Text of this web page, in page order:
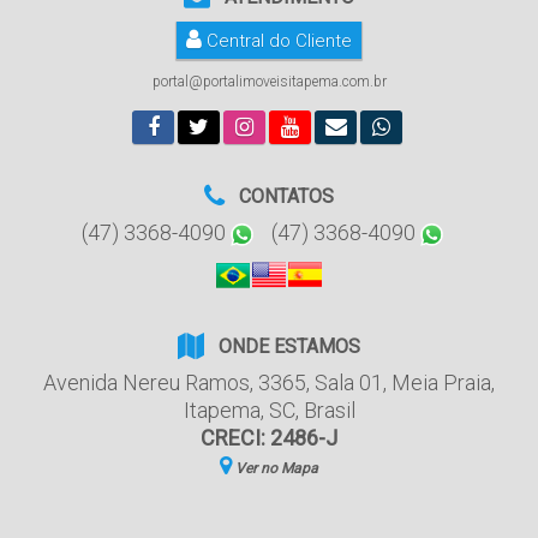
Central do Cliente
portal@portalimoveisitapema.com.br
CONTATOS
(47) 3368-4090 (47) 3368-4090
ONDE ESTAMOS
Avenida Nereu Ramos, 3365, Sala 01 , Meia Praia,
Itapema, SC, Brasil
CRECI: 2486-J
Ver no Mapa